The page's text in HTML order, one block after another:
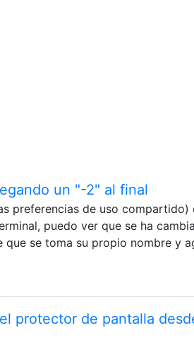
un "-2" al final
preferencias de uso compartido)
puedo ver que se ha
se toma su propio nombre y
protector de pantalla